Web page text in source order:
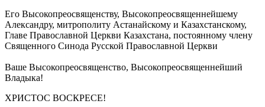
Его Высокопреосвященству, Высокопреосвященнейшему
Александру, митрополиту Астанайскому и Казахстанскому,
Главе Православной Церкви Казахстана, постоянному члену
Священного Синода Русской Православной Церкви
Ваше Высокопреосвященство, Высокопреосвященнейший
Владыка!
ХРИСТОС ВОСКРЕСЕ!